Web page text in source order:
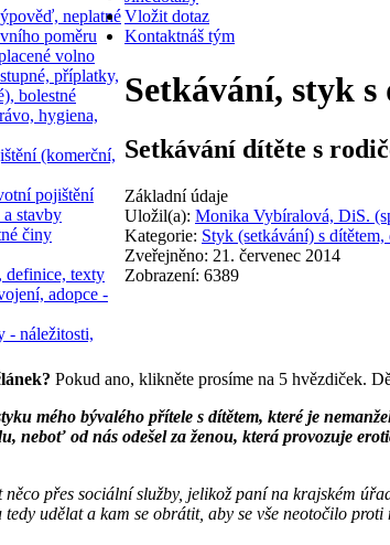
neplatné
poměru
volno
příplatky,
bolestné
hygiena,
(komerční,
pojištění
a stavby
činy
definice, texty
adopce -
- náležitosti,
Vložit dotaz
Kontaktnáš tým
Setkávání, styk
Setkávání dítěte s
Základní údaje
Uložil(a): Monika Vybíralová, DiS.
Kategorie: Styk (setkávání) s dítětem,
Zveřejněno: 21. červenec 2014
Zobrazení: 6389
Pokud ano, klikněte prosíme na 5 hvězdiček.
mého bývalého přítele s dítětem, které je
neboť od nás odešel za ženou, která provozuje
něco přes sociální služby, jelikož paní na krajském
tedy udělat a kam se obrátit, aby se vše neotočilo